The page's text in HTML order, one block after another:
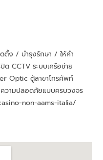
ง / บำรุงรักษา / ให้คำ
CCTV ระบบเครือข่าย
Optic ตู้สาขาโทรศัพท์
ความปลอดภัยแบบครบวงจร
non-aams-italia/